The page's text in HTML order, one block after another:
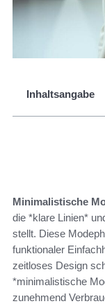
Inhaltsangabe
Minimalistische
die *klare Linien*
stellt. Diese
funktionaler
zeitloses Design
*minimalistische
zunehmend